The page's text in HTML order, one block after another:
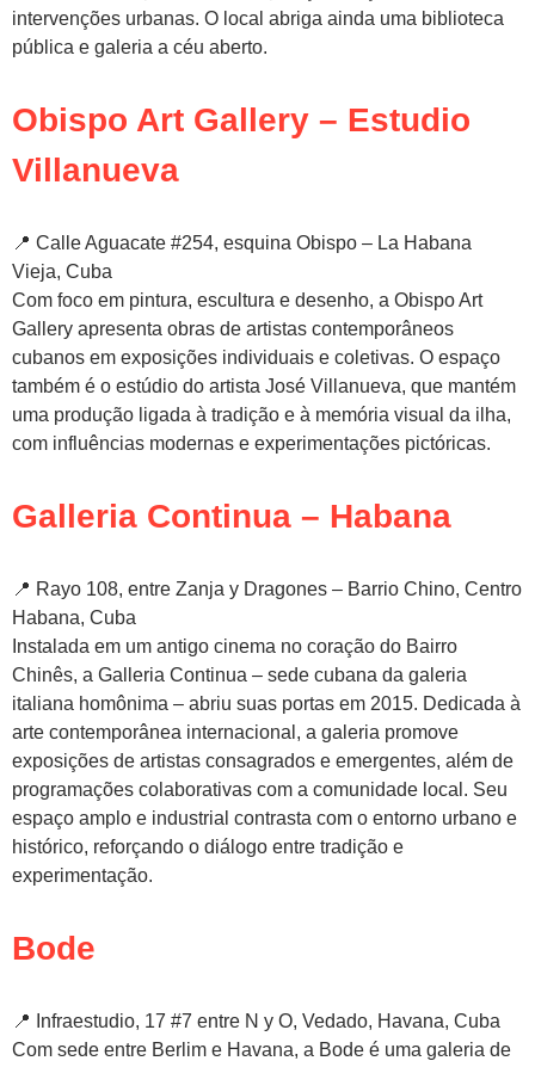
intervenções urbanas. O local abriga ainda uma biblioteca
pública e galeria a céu aberto.
Obispo Art Gallery – Estudio
Villanueva
📍 Calle Aguacate #254, esquina Obispo – La Habana
Vieja, Cuba
Com foco em pintura, escultura e desenho, a Obispo Art
Gallery apresenta obras de artistas contemporâneos
cubanos em exposições individuais e coletivas. O espaço
também é o estúdio do artista José Villanueva, que mantém
uma produção ligada à tradição e à memória visual da ilha,
com influências modernas e experimentações pictóricas.
Galleria Continua – Habana
📍 Rayo 108, entre Zanja y Dragones – Barrio Chino, Centro
Habana, Cuba
Instalada em um antigo cinema no coração do Bairro
Chinês, a Galleria Continua – sede cubana da galeria
italiana homônima – abriu suas portas em 2015. Dedicada à
arte contemporânea internacional, a galeria promove
exposições de artistas consagrados e emergentes, além de
programações colaborativas com a comunidade local. Seu
espaço amplo e industrial contrasta com o entorno urbano e
histórico, reforçando o diálogo entre tradição e
experimentação.
Bode
📍 Infraestudio, 17 #7 entre N y O, Vedado, Havana, Cuba
Com sede entre Berlim e Havana, a Bode é uma galeria de